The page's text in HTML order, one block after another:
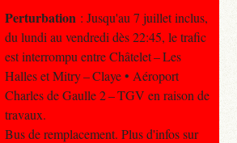
Perturbation : Jusqu'au 7 juillet inclus,
du lundi au vendredi dès 22:45, le trafic
est interrompu entre Châtelet – Les
Halles et Mitry – Claye • Aéroport
Charles de Gaulle 2 – TGV en raison de
travaux.
Bus de remplacement. Plus d'infos sur